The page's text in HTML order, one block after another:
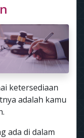
ketersediaan
adalah kamu
ada di dalam